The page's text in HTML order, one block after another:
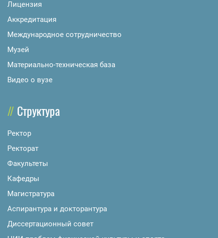
Лицензия
Аккредитация
Международное сотрудничество
Музей
Материально-техническая база
Видео о вузе
Структура
Ректор
Ректорат
Факультеты
Кафедры
Магистратура
Аспирантура и докторантура
Диссертационный совет